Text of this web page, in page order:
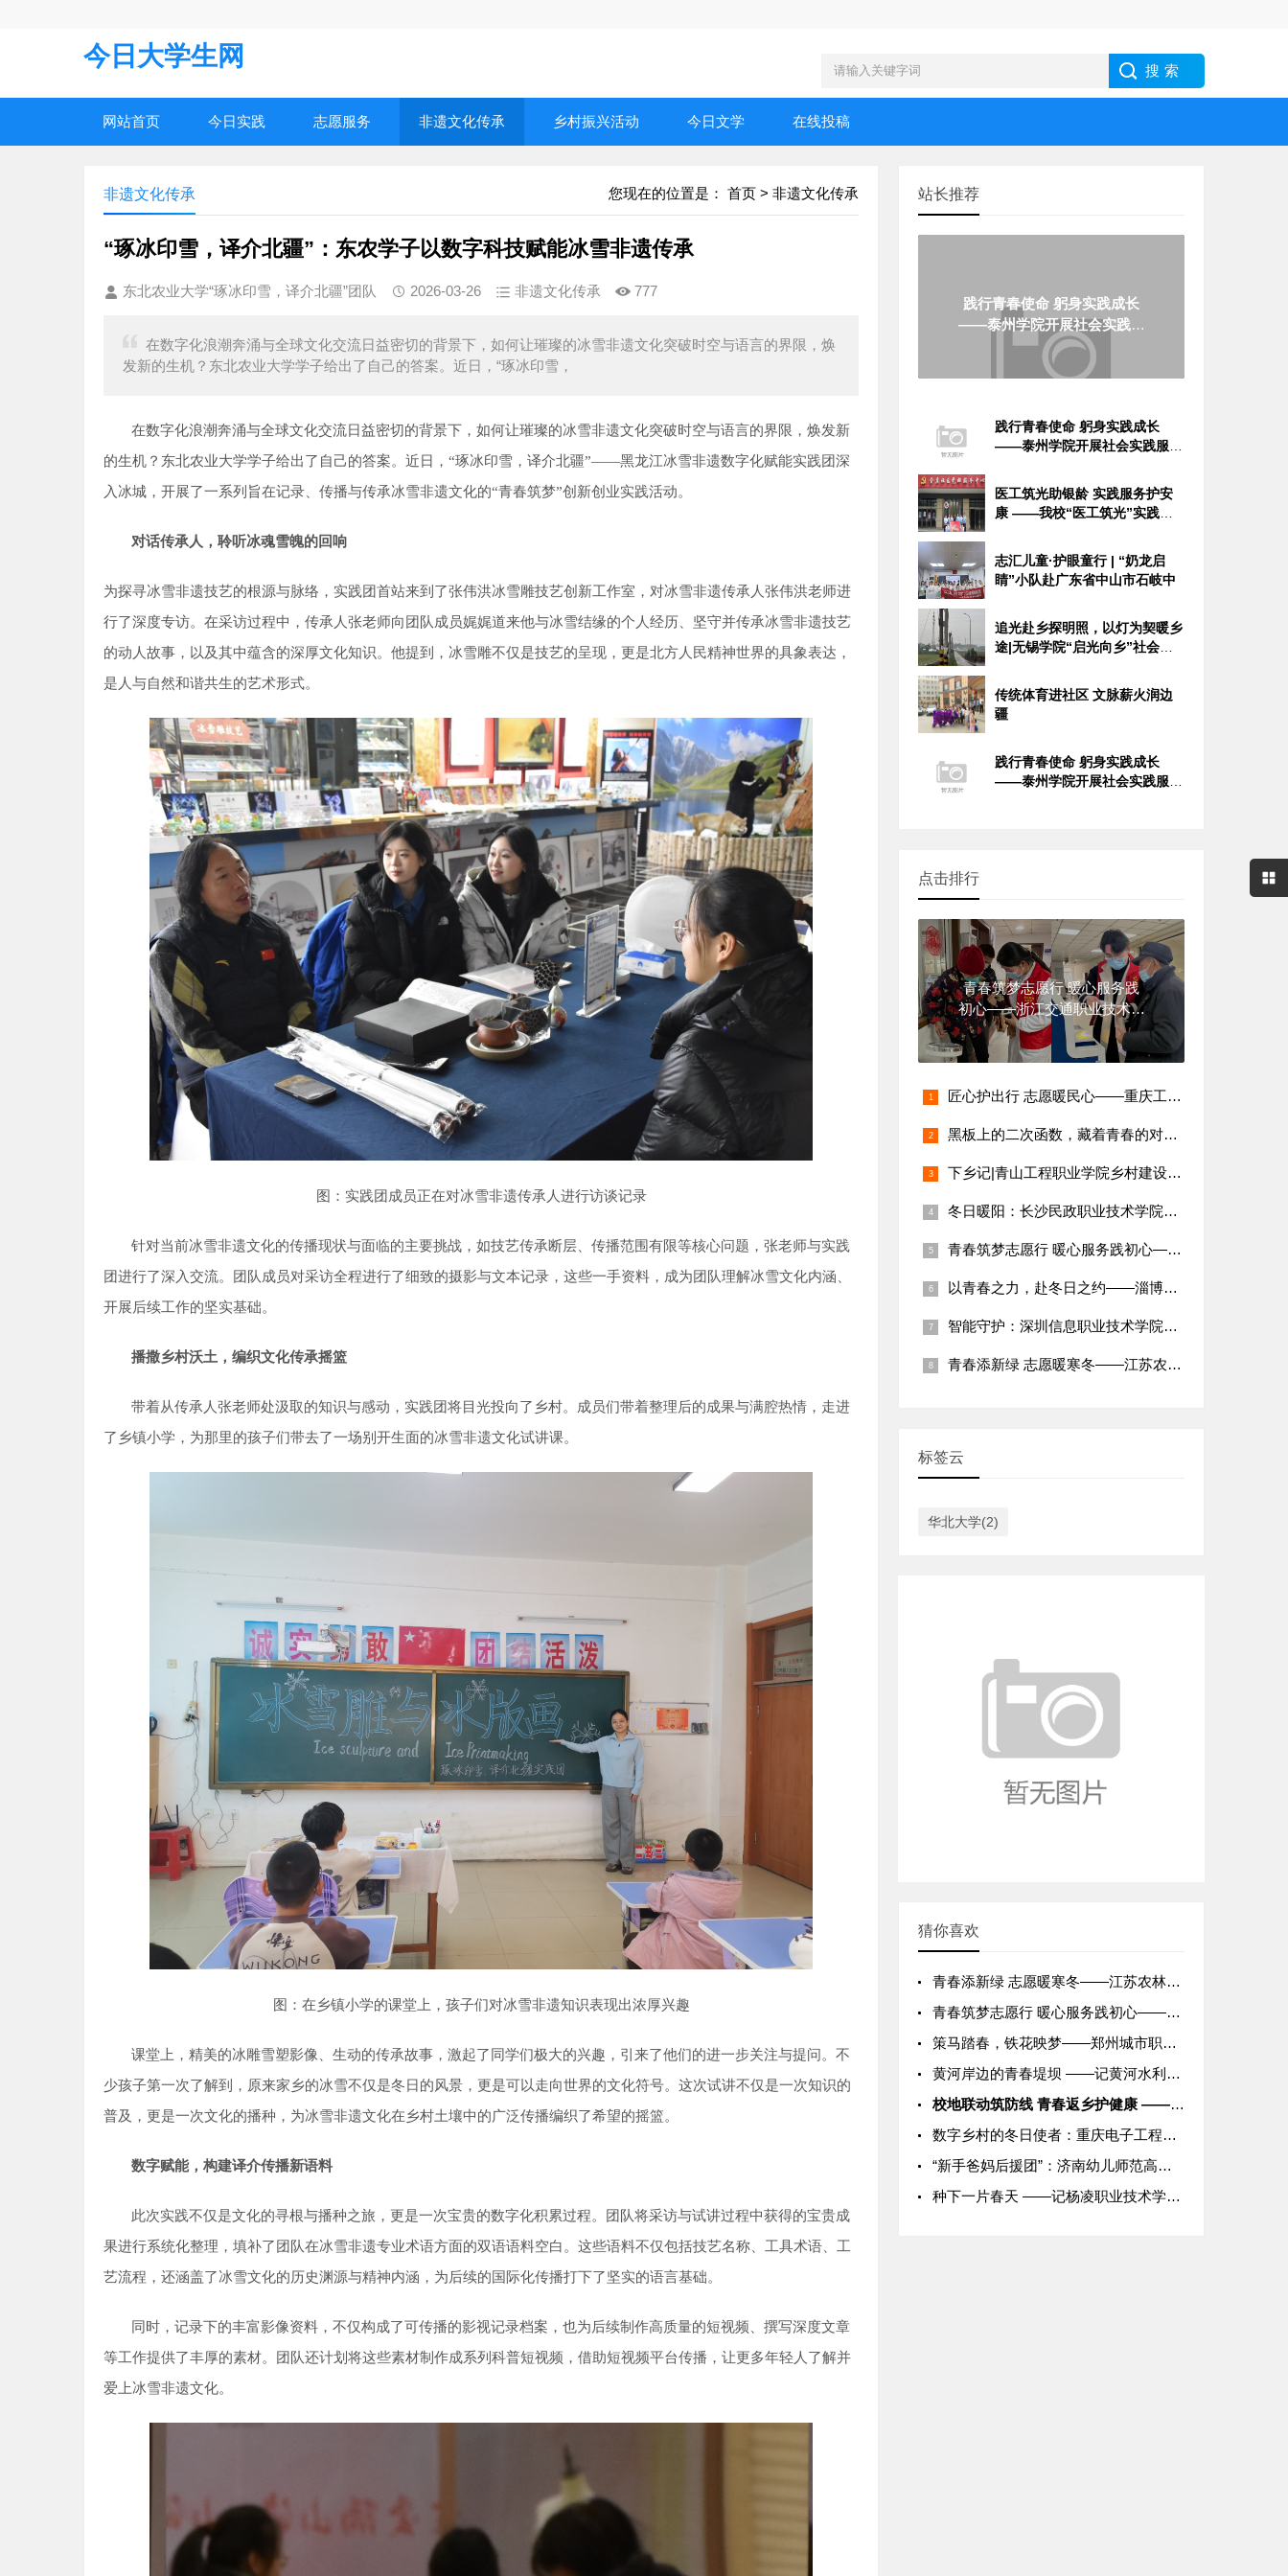
今日大学生网
网站首页 今日实践 志愿服务 非遗文化传承 乡村振兴活动 今日文学 在线投稿
您现在的位置是： 首页 > 非遗文化传承
非遗文化传承
“琢冰印雪，译介北疆”：东农学子以数字科技赋能冰雪非遗传承
东北农业大学“琢冰印雪，译介北疆”团队 2026-03-26 非遗文化传承 777
在数字化浪潮奔涌与全球文化交流日益密切的背景下，如何让璀璨的冰雪非遗文化突破时空与语言的界限，焕
发新的生机？东北农业大学学子给出了自己的答案。近日，“琢冰印雪，
在数字化浪潮奔涌与全球文化交流日益密切的背景下，如何让璀璨的冰雪非遗文化突破时空与语言的界限，焕发新
的生机？东北农业大学学子给出了自己的答案。近日， “琢冰印雪，译介北疆”——黑龙江冰雪非遗数字化赋能实践团深
入冰城，开展了一系列旨在记录、传播与传承冰雪非遗文化的“青春筑梦”创新创业实践活动。
对话传承人，聆听冰魂雪魄的回响
为探寻冰雪非遗技艺的根源与脉络，实践团首站来到了张伟洪冰雪雕技艺创新工作室，对冰雪非遗传承人张伟洪老师进
行了深度专访。在采访过程中，传承人张老师向团队成员娓娓道来他与冰雪结缘的个人经历、坚守并传承冰雪非遗技艺
的动人故事，以及其中蕴含的深厚文化知识。他提到，冰雪雕不仅是技艺的呈现，更是北方人民精神世界的具象表达，
是人与自然和谐共生的艺术形式。
图：实践团成员正在对冰雪非遗传承人进行访谈记录
针对当前冰雪非遗文化的传播现状与面临的主要挑战，如技艺传承断层、传播范围有限等核心问题，张老师与实践
团进行了深入交流。团队成员对采访全程进行了细致的摄影与文本记录，这些一手资料，成为团队理解冰雪文化内涵、
开展后续工作的坚实基础。
播撒乡村沃土，编织文化传承摇篮
带着从传承人张老师处汲取的知识与感动，实践团将目光投向了乡村。成员们带着整理后的成果与满腔热情，走进
了乡镇小学，为那里的孩子们带去了一场别开生面的冰雪非遗文化试讲课。
图：在乡镇小学的课堂上，孩子们对冰雪非遗知识表现出浓厚兴趣
课堂上，精美的冰雕雪塑影像、生动的传承故事，激起了同学们极大的兴趣，引来了他们的进一步关注与提问。不
少孩子第一次了解到，原来家乡的冰雪不仅是冬日的风景，更是可以走向世界的文化符号。这次试讲不仅是一次知识的
普及，更是一次文化的播种，为冰雪非遗文化在乡村土壤中的广泛传播编织了希望的摇篮。
数字赋能，构建译介传播新语料
此次实践不仅是文化的寻根与播种之旅，更是一次宝贵的数字化积累过程。团队将采访与试讲过程中获得的宝贵成
果进行系统化整理，填补了团队在冰雪非遗专业术语方面的双语语料空白。这些语料不仅包括技艺名称、工具术语、工
艺流程，还涵盖了冰雪文化的历史渊源与精神内涵，为后续的 国际化传播打下了坚实的语言基础。
同时，记录下的丰富影像资料，不仅构成了可传播的影视记录档案，也为后续制作高质量的短视频、撰写深度文章
等工作提供了丰厚的素材。团队还计划将这些素材制作成系列科普短视频，借助短视频平台传播，让更多年轻人了解并
爱上冰雪非遗文化。
站长推荐
践行青春使命 躬身实践成长
——泰州学院开展社会实践服
务活动
践行青春使命 躬身实践成长
——泰州学院开展社会实践服务
医工筑光助银龄 实践服务护安
康 ——我校“医工筑光”实践团
志汇儿童·护眼童行 | “奶龙启
睛”小队赴广东省中山市石岐中
追光赴乡探明照，以灯为契暖乡
途|无锡学院“启光向乡”社会实
传统体育进社区 文脉薪火润边
疆
践行青春使命 躬身实践成长
——泰州学院开展社会实践服务
点击排行
青春筑梦志愿行 暖心服务践
初心——浙江交通职业技术学
院志愿者
匠心护出行 志愿暖民心——重庆工业职业技术学院志愿者社区汽车
黑板上的二次函数，藏着青春的对称轴
下乡记|青山工程职业学院乡村建设学院王芳：把知识‘种’进希望
冬日暖阳：长沙民政职业技术学院社会工作学子的社区服务实践
青春筑梦志愿行 暖心服务践初心——浙江交通职业技术学院志愿者
以青春之力，赴冬日之约——淄博职业学院护理专业李雨桐的充实寒
智能守护：深圳信息职业技术学院智能家居专业社区志愿服务纪实
青春添新绿 志愿暖寒冬——江苏农林职业技术学院学子2026年
标签云
华北大学(2)
猜你喜欢
青春添新绿 志愿暖寒冬——江苏农林职业技术学院学子2026年
青春筑梦志愿行 暖心服务践初心——浙江交通职业技术学院志愿者
策马踏春，铁花映梦——郑州城市职业学院2026年春季开学游园
黄河岸边的青春堤坝 ——记黄河水利职业技术学院2026年“守
校地联动筑防线 青春返乡护健康 ——华中科技大学同济医学院学
数字乡村的冬日使者：重庆电子工程职业学院学子赋能智慧农业实践
“新手爸妈后援团”：济南幼儿师范高等专科学校婴幼儿托育服务与
种下一片春天 ——记杨凌职业技术学院2026年“绿色家园”社